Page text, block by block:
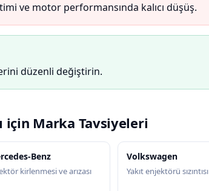
ve motor performansında kalıcı düşüş.
düzenli değiştirin.
için Marka Tavsiyeleri
Benz
kirlenmesi ve arızası
Volkswagen
Yakıt enjektörü sızıntısı